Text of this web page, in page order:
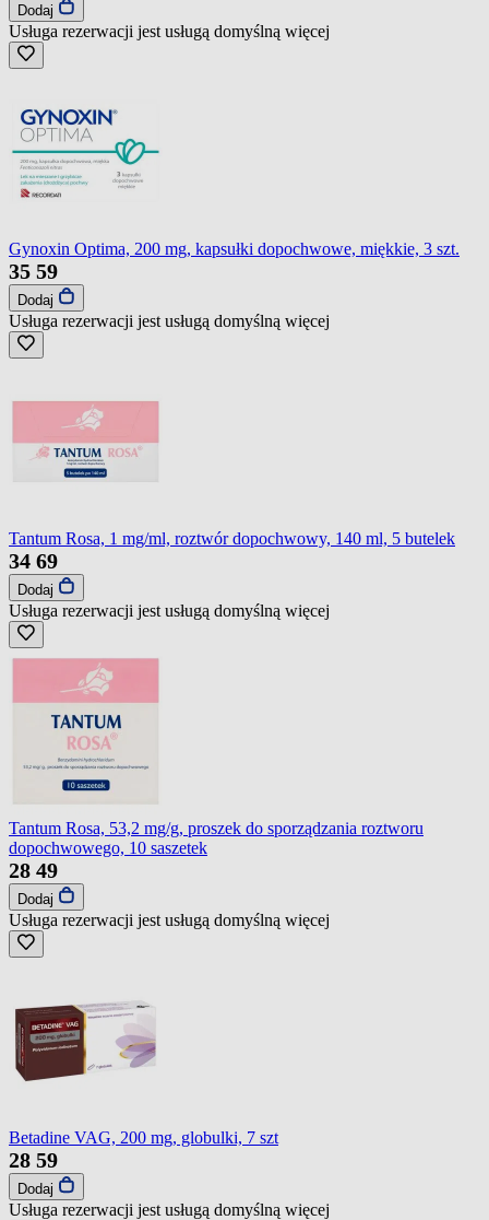
Dodaj
Usługa rezerwacji jest usługą domyślną więcej
Gynoxin Optima, 200 mg, kapsułki dopochwowe, miękkie, 3 szt.
35 59
Dodaj
Usługa rezerwacji jest usługą domyślną więcej
Tantum Rosa, 1 mg/ml, roztwór dopochwowy, 140 ml, 5 butelek
34 69
Dodaj
Usługa rezerwacji jest usługą domyślną więcej
Tantum Rosa, 53,2 mg/g, proszek do sporządzania roztworu
dopochwowego, 10 saszetek
28 49
Dodaj
Usługa rezerwacji jest usługą domyślną więcej
Betadine VAG, 200 mg, globulki, 7 szt
28 59
Dodaj
Usługa rezerwacji jest usługą domyślną więcej